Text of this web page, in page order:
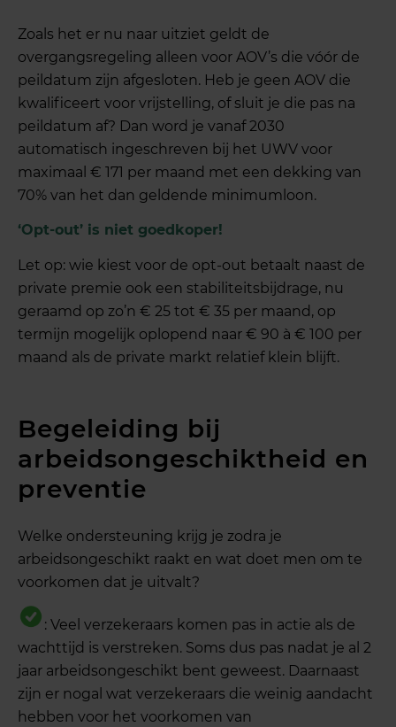
Zoals het er nu naar uitziet geldt de
overgangsregeling alleen voor AOV’s die vóór de
peildatum zijn afgesloten. Heb je geen AOV die
kwalificeert voor vrijstelling, of sluit je die pas na
peildatum af? Dan word je vanaf 2030
automatisch ingeschreven bij het UWV voor
maximaal € 171 per maand met een dekking van
70% van het dan geldende minimumloon.
‘Opt-out’ is niet goedkoper!
Let op: wie kiest voor de opt-out betaalt naast de
private premie ook een stabiliteitsbijdrage, nu
geraamd op zo’n € 25 tot € 35 per maand, op
termijn mogelijk oplopend naar € 90 à € 100 per
maand als de private markt relatief klein blijft.
Begeleiding bij
arbeidsongeschiktheid en
preventie
Welke ondersteuning krijg je zodra je
arbeidsongeschikt raakt en wat doet men om te
voorkomen dat je uitvalt?
: Veel verzekeraars komen pas in actie als de
wachttijd is verstreken. Soms dus pas nadat je al 2
jaar arbeidsongeschikt bent geweest. Daarnaast
zijn er nogal wat verzekeraars die weinig aandacht
hebben voor het voorkomen van